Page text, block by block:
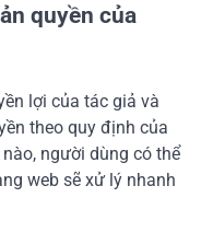
quyền của
lợi của tác giả và
theo quy định của
người dùng có thể
web sẽ xử lý nhanh